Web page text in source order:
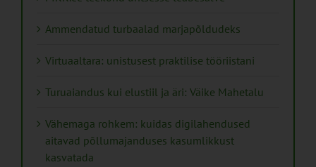
Ammendatud turbaalad marjapõldudeks
Virtuaaltara: unistusest praktilise tööriistani
Turuaiandus kui elustiil ja äri: Väike Mahetalu
Vähemaga rohkem: kuidas digilahendused
aitavad põllumajanduses kasumlikkust
kasvatada